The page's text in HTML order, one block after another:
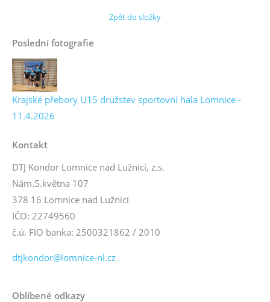
Zpět do složky
Poslední fotografie
Krajské přebory U15 družstev sportovní hala Lomnice -
11.4.2026
Kontakt
DTJ Kondor Lomnice nad Lužnicí, z.s.
Nám.5.května 107
378 16 Lomnice nad Lužnicí
IČO: 22749560
č.ú. FIO banka: 2500321862 / 2010
dtjkondor@lomnice-nl.cz
Oblíbené odkazy